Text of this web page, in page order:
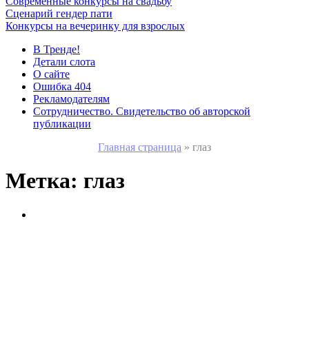
Сценарий гендер пати
Конкурсы на вечеринку для взрослых
В Тренде!
Детали слота
О сайте
Ошибка 404
Рекламодателям
Сотрудничество. Свидетельство об авторской
публикации
Главная страница » глаз
Метка: глаз